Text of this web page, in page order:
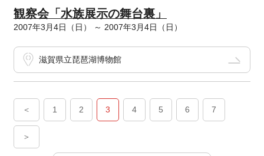
観察会「水族展示の舞台裏」
2007年3月4日（日） ～ 2007年3月4日（日）
滋賀県立琵琶湖博物館
＜ 1 2 3 4 5 6 7
＞